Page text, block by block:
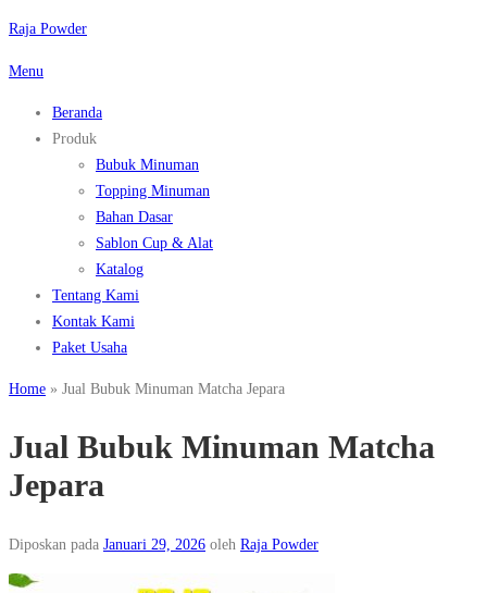
Raja Powder
Menu
Beranda
Produk
Bubuk Minuman
Topping Minuman
Bahan Dasar
Sablon Cup & Alat
Katalog
Tentang Kami
Kontak Kami
Paket Usaha
Home » Jual Bubuk Minuman Matcha Jepara
Jual Bubuk Minuman Matcha
Jepara
Diposkan pada Januari 29, 2026 oleh Raja Powder